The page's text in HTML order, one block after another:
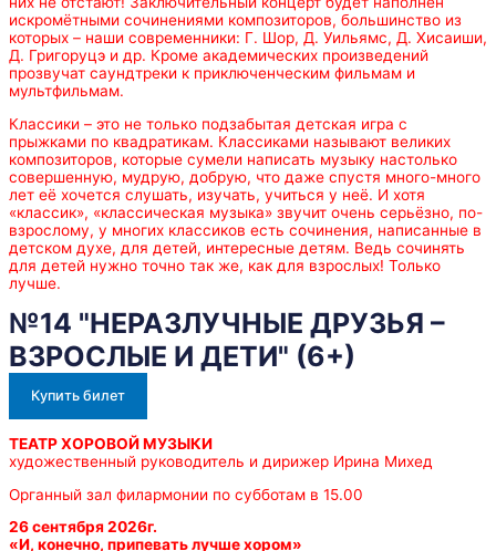
искромётными сочинениями композиторов, большинство из
которых – наши современники: Г. Шор, Д. Уильямс, Д. Хисаиши,
Д. Григоруцэ и др. Кроме академических произведений
прозвучат саундтреки к приключенческим фильмам и
мультфильмам.
Классики – это не только подзабытая детская игра с
прыжками по квадратикам. Классиками называют великих
композиторов, которые сумели написать музыку настолько
совершенную, мудрую, добрую, что даже спустя много-много
лет её хочется слушать, изучать, учиться у неё. И хотя
«классик», «классическая музыка» звучит очень серьёзно, по-
взрослому, у многих классиков есть сочинения, написанные в
детском духе, для детей, интересные детям. Ведь сочинять
для детей нужно точно так же, как для взрослых! Только
лучше.
№14 "НЕРАЗЛУЧНЫЕ ДРУЗЬЯ –
ВЗРОСЛЫЕ И ДЕТИ" (6+)
Купить билет
ТЕАТР ХОРОВОЙ МУЗЫКИ
художественный руководитель и дирижер Ирина Михед
Органный зал филармонии по субботам в 15.00
26 сентября 2026г.
«И, конечно, припевать лучше хором»